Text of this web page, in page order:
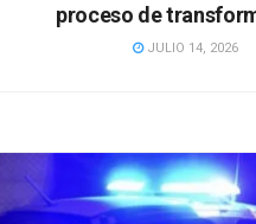
proceso de
JULIO 14, 2026